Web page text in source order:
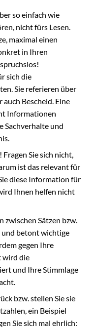
so einfach wie
nicht fürs Lesen.
maximal einen
in Ihren
sich die
Sie referieren über
auch Bescheid. Eine
Informationen
Sachverhalte und
Sie sich nicht,
ist das relevant für
diese Information für
Ihnen helfen nicht
zwischen Sätzen bzw.
und betont wichtige
gegen Ihre
wird die
und Ihre Stimmlage
bzw. stellen Sie sie
ein Beispiel
Sie sich mal ehrlich: